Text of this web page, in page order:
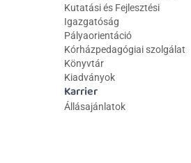
Kutatási és Fejlesztési
Igazgatóság
Pályaorientáció
Kórházpedagógiai szolgálat
Könyvtár
Kiadványok
Karrier
Állásajánlatok